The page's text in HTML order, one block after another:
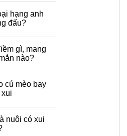
hạng anh
đấu?
gì, mang
nào?
cú mèo bay
nuôi có xui